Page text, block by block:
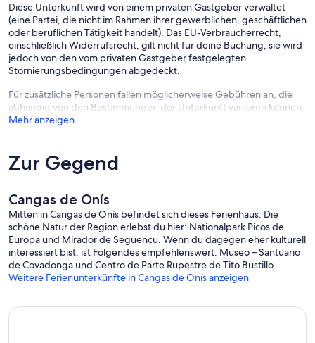
Diese Unterkunft wird von einem privaten Gastgeber verwaltet
(eine Partei, die nicht im Rahmen ihrer gewerblichen, geschäftlichen
oder beruflichen Tätigkeit handelt). Das EU-Verbraucherrecht,
einschließlich Widerrufsrecht, gilt nicht für deine Buchung, sie wird
jedoch von den vom privaten Gastgeber festgelegten
Stornierungsbedingungen abgedeckt.
Für zusätzliche Personen fallen möglicherweise Gebühren an, die
abhängig von den Bestimmungen der Unterkunft variieren können.
Mehr anzeigen
Zur Gegend
Cangas de Onís
Mitten in Cangas de Onís befindet sich dieses Ferienhaus. Die
schöne Natur der Region erlebst du hier: Nationalpark Picos de
Europa und Mirador de Seguencu. Wenn du dagegen eher kulturell
interessiert bist, ist Folgendes empfehlenswert: Museo – Santuario
de Covadonga und Centro de Parte Rupestre de Tito Bustillo.
Weitere Ferienunterkünfte in Cangas de Onís anzeigen